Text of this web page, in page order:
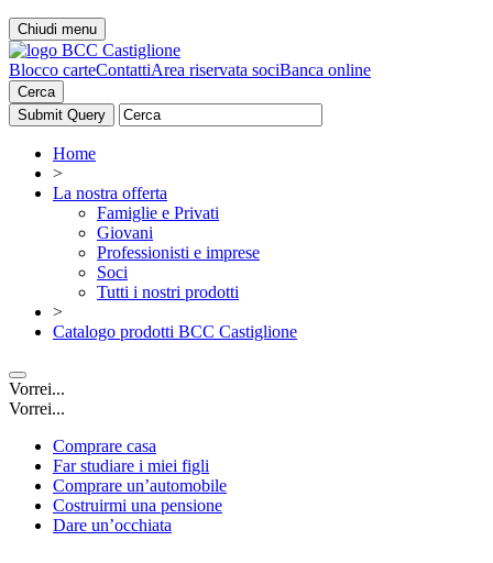
Chiudi menu
Blocco carteContattiArea riservata sociBanca online
Cerca
Home
>
La nostra offerta
Famiglie e Privati
Giovani
Professionisti e imprese
Soci
Tutti i nostri prodotti
>
Catalogo prodotti BCC Castiglione
Vorrei...
Vorrei...
Comprare casa
Far studiare i miei figli
Comprare un’automobile
Costruirmi una pensione
Dare un’occhiata